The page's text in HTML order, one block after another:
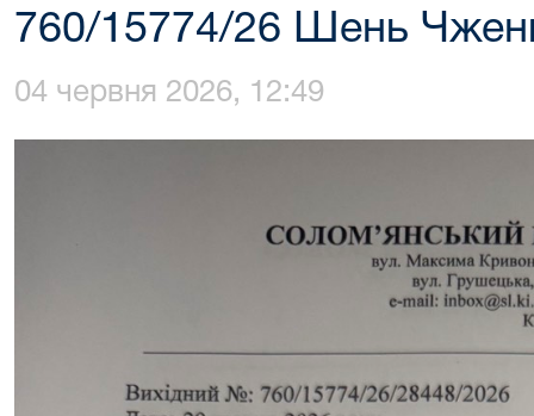
760/15774/26 Шень
04 червня 2026, 12:49